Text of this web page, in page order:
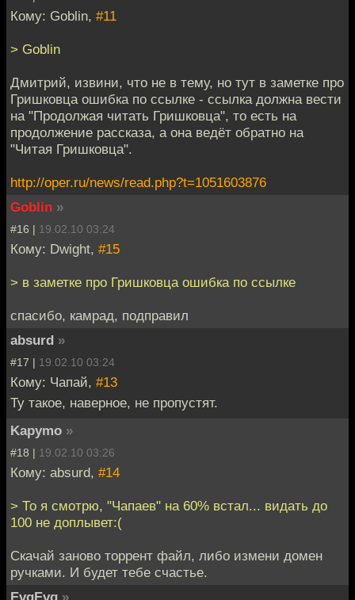
Кому: Goblin, #11
> Goblin
Дмитрий, извини, что не в тему, но тут в заметке про
Гришковца ошибка по ссылке - ссылка должна вести
на "Продолжая читать Гришковца", то есть на
продолжение рассказа, а она ведёт обратно на
"Читая Гришковца".
http://oper.ru/news/read.php?t=1051603876
Goblin »
#16 | 19.02.10 03:24
Кому: Dwight, #15
> в заметке про Гришковца ошибка по ссылке
спасибо, камрад, подправил
absurd »
#17 | 19.02.10 03:24
Кому: Чапай, #13
Ту такое, наверное, не пропустят.
Kapymo »
#18 | 19.02.10 03:26
Кому: absurd, #14
> То я смотрю, "Чапаев" на 60% встал... видать до
100 не доплывет:(
Скачай заново торрент файл, либо измени домен
ручками. И будет тебе счастье.